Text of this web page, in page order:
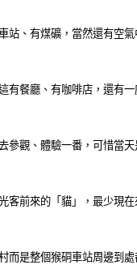
站、有煤礦，當然還有空氣
有餐廳、有咖啡店，還有一
參觀、體驗一番，可惜當
前來的「貓」，最少現
而是整個猴硐車站周邊到